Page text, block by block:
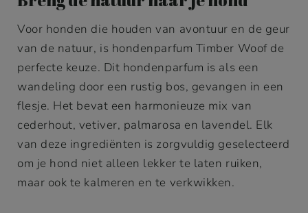
Voor honden die houden van avontuur en de geur
van de natuur, is hondenparfum Timber Woof de
perfecte keuze. Dit hondenparfum is als een
wandeling door een rustig bos, gevangen in een
flesje. Het bevat een harmonieuze mix van
cederhout, vetiver, palmarosa en lavendel. Elk
van deze ingrediënten is zorgvuldig geselecteerd
om je hond niet alleen lekker te laten ruiken,
maar ook te kalmeren en te verkwikken.